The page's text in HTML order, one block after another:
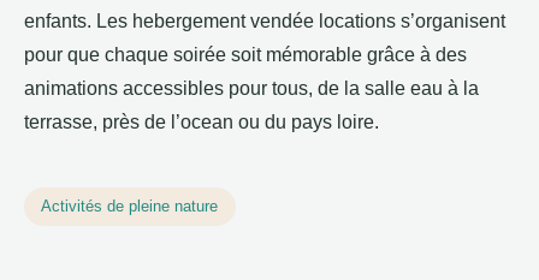
enfants. Les hebergement vendée locations s’organisent
pour que chaque soirée soit mémorable grâce à des
animations accessibles pour tous, de la salle eau à la
terrasse, près de l’ocean ou du pays loire.
Activités de pleine nature